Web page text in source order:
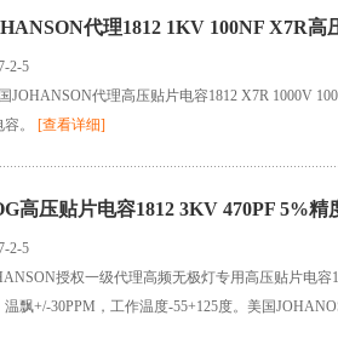
代理1812 1KV 100NF X7R高
2-5
JOHANSON代理高压贴片电容1812 X7R 1000V
。 [查看详细]
高压贴片电容1812 3KV 470PF 5%精
2-5
授权一级代理高频无极灯专用高压贴片电容
温飘+/-30PPM，工作温度-55+125度。美国